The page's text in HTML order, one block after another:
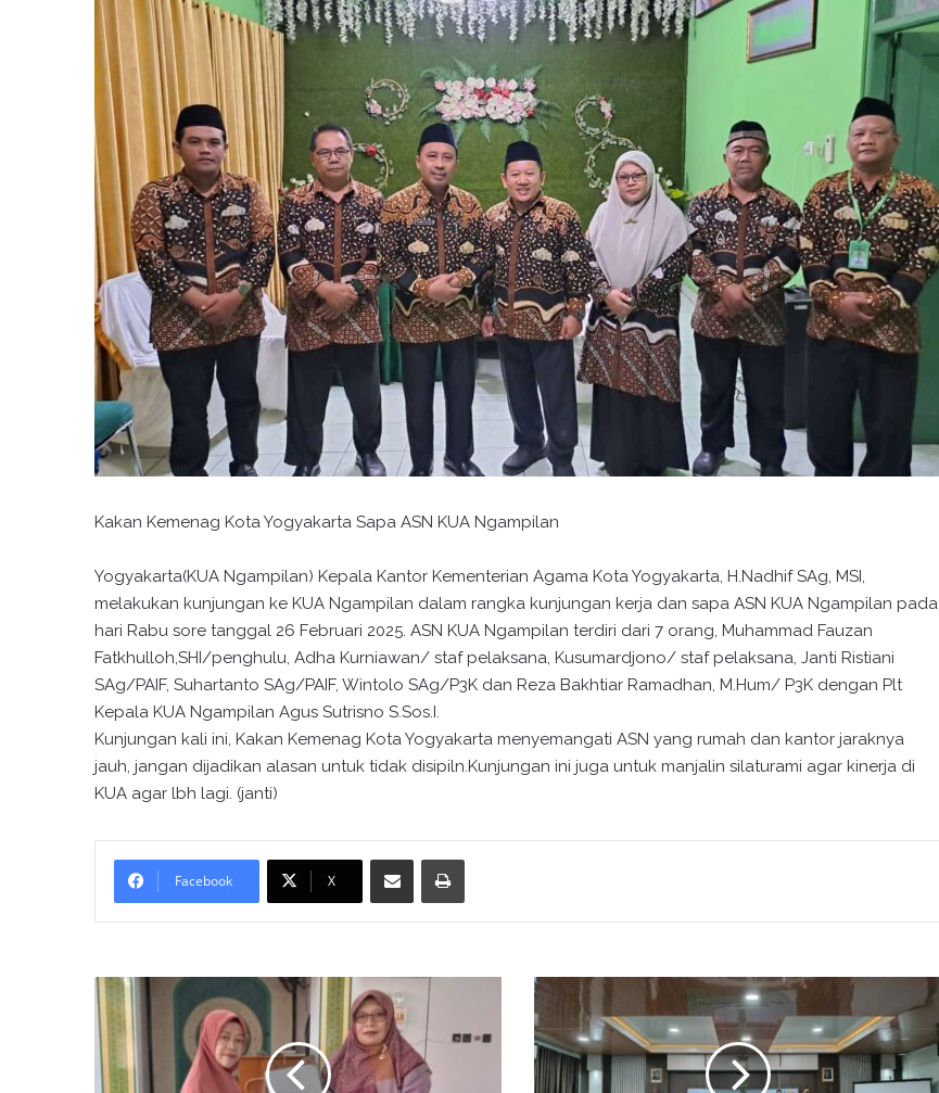
Kakan Kemenag Kota Yogyakarta Sapa ASN KUA Ngampilan
Yogyakarta(KUA Ngampilan) Kepala Kantor Kementerian Agama Kota Yogyakarta, H.Nadhif SAg, MSI,
melakukan kunjungan ke KUA Ngampilan dalam rangka kunjungan kerja dan sapa ASN KUA Ngampilan pada
hari Rabu sore tanggal 26 Februari 2025. ASN KUA Ngampilan terdiri dari 7 orang, Muhammad Fauzan
Fatkhulloh,SHI/penghulu, Adha Kurniawan/ staf pelaksana, Kusumardjono/ staf pelaksana, Janti Ristiani
SAg/PAIF, Suhartanto SAg/PAIF, Wintolo SAg/P3K dan Reza Bakhtiar Ramadhan, M.Hum/ P3K dengan Plt
Kepala KUA Ngampilan Agus Sutrisno S.Sos.I.
Kunjungan kali ini, Kakan Kemenag Kota Yogyakarta menyemangati ASN yang rumah dan kantor jaraknya
jauh, jangan dijadikan alasan untuk tidak disipiln.Kunjungan ini juga untuk manjalin silaturami agar kinerja di
KUA agar lbh lagi. (janti)
Facebook X
P
e
n
y
u
S
e
k
s
i